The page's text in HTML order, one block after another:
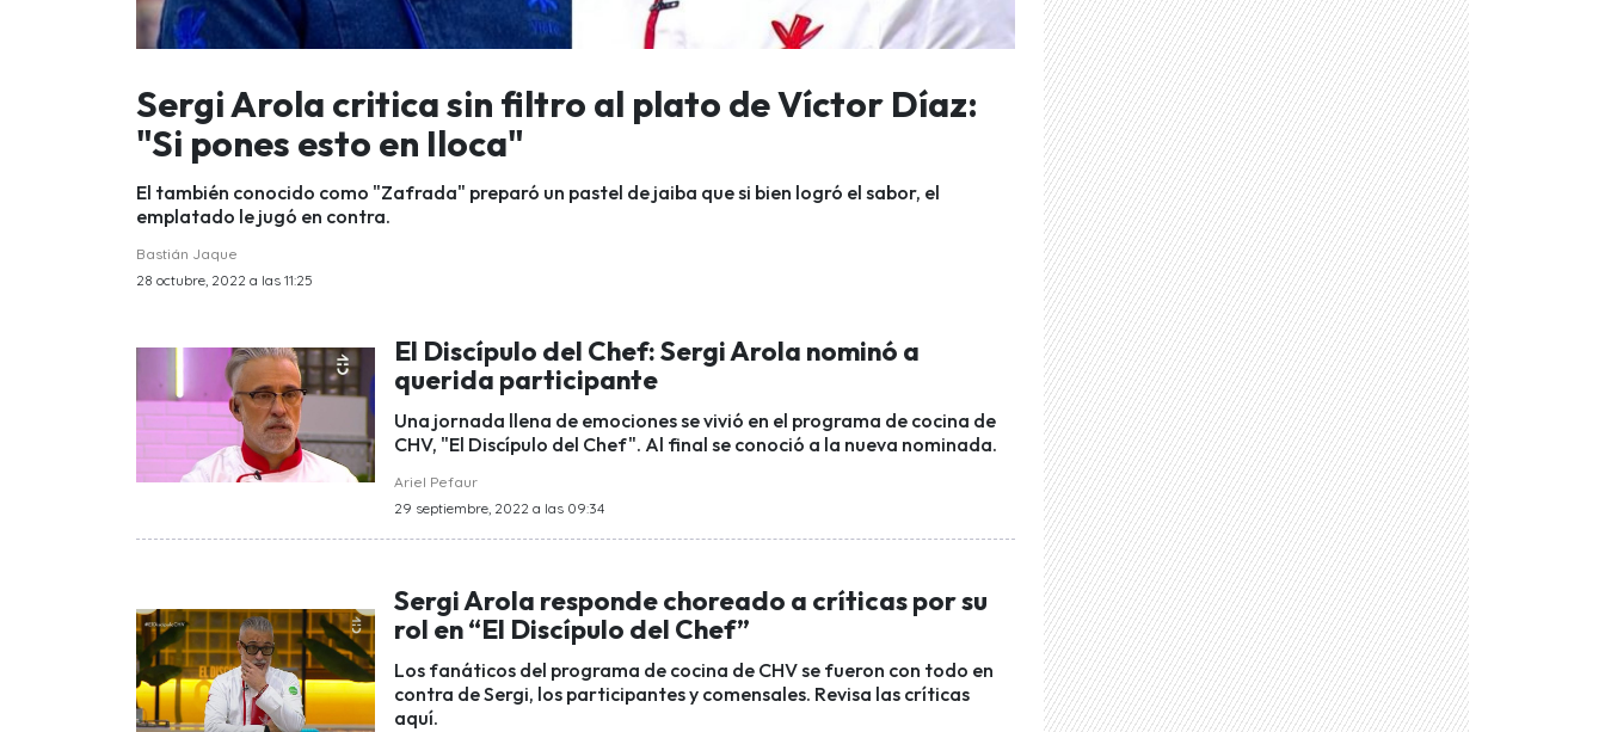
Sergi Arola critica sin filtro al plato de Víctor Díaz:
"Si pones esto en Iloca"
El también conocido como "Zafrada" preparó un pastel de jaiba que si bien logró el sabor, el
emplatado le jugó en contra.
Bastián Jaque
28 octubre, 2022 a las 11:25
El Discípulo del Chef: Sergi Arola nominó a
querida participante
Una jornada llena de emociones se vivió en el programa de cocina de
CHV, "El Discípulo del Chef". Al final se conoció a la nueva nominada.
Ariel Pefaur
29 septiembre, 2022 a las 09:34
Sergi Arola responde choreado a críticas por su
rol en “El Discípulo del Chef”
Los fanáticos del programa de cocina de CHV se fueron con todo en
contra de Sergi, los participantes y comensales. Revisa las críticas
aquí.